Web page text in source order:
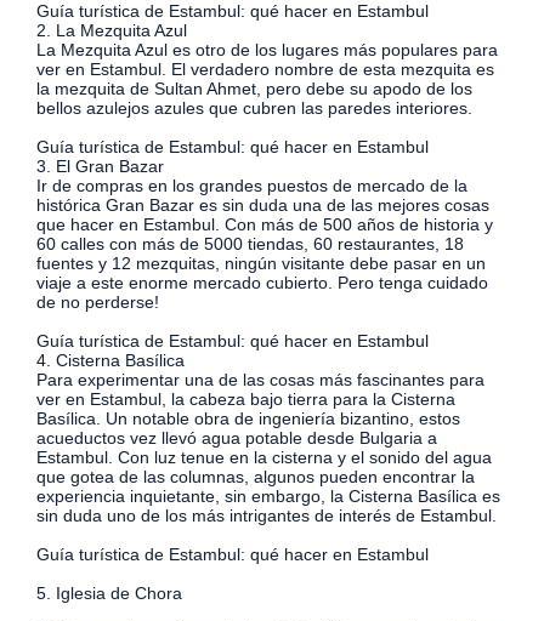
Guía turística de Estambul: qué hacer en Estambul
2. La Mezquita Azul
La Mezquita Azul es otro de los lugares más populares para
ver en Estambul. El verdadero nombre de esta mezquita es
la mezquita de Sultan Ahmet, pero debe su apodo de los
bellos azulejos azules que cubren las paredes interiores.
Guía turística de Estambul: qué hacer en Estambul
3. El Gran Bazar
Ir de compras en los grandes puestos de mercado de la
histórica Gran Bazar es sin duda una de las mejores cosas
que hacer en Estambul. Con más de 500 años de historia y
60 calles con más de 5000 tiendas, 60 restaurantes, 18
fuentes y 12 mezquitas, ningún visitante debe pasar en un
viaje a este enorme mercado cubierto. Pero tenga cuidado
de no perderse!
Guía turística de Estambul: qué hacer en Estambul
4. Cisterna Basílica
Para experimentar una de las cosas más fascinantes para
ver en Estambul, la cabeza bajo tierra para la Cisterna
Basílica. Un notable obra de ingeniería bizantino, estos
acueductos vez llevó agua potable desde Bulgaria a
Estambul. Con luz tenue en la cisterna y el sonido del agua
que gotea de las columnas, algunos pueden encontrar la
experiencia inquietante, sin embargo, la Cisterna Basílica es
sin duda uno de los más intrigantes de interés de Estambul.
Guía turística de Estambul: qué hacer en Estambul
5. Iglesia de Chora